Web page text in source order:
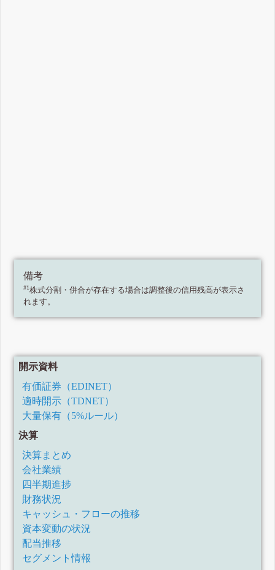
備考
#1株式分割・併合が存在する場合は調整後の信用残高が表示さ
れます。
開示資料
有価証券（EDINET）
適時開示（TDNET）
大量保有（5%ルール）
決算
決算まとめ
会社業績
四半期進捗
財務状況
キャッシュ・フローの推移
資本変動の状況
配当推移
セグメント情報